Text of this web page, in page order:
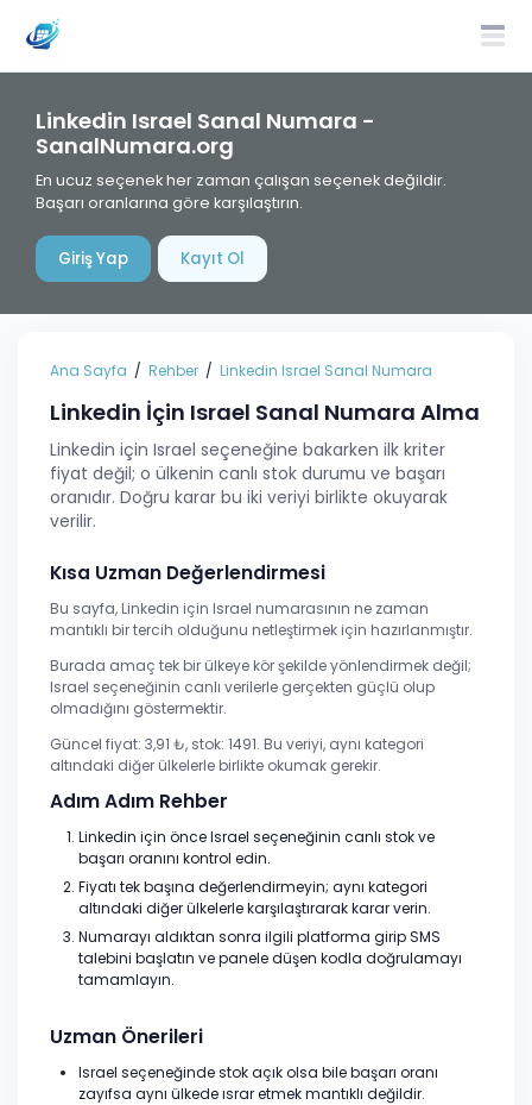
Linkedin Israel Sanal Numara -
SanalNumara.org
En ucuz seçenek her zaman çalışan seçenek değildir.
Başarı oranlarına göre karşılaştırın.
Giriş Yap Kayıt Ol
Ana Sayfa Rehber Linkedin Israel Sanal Numara
Linkedin İçin Israel Sanal Numara Alma
Linkedin için Israel seçeneğine bakarken ilk kriter
fiyat değil; o ülkenin canlı stok durumu ve başarı
oranıdır. Doğru karar bu iki veriyi birlikte okuyarak
verilir.
Kısa Uzman Değerlendirmesi
Bu sayfa, Linkedin için Israel numarasının ne zaman
mantıklı bir tercih olduğunu netleştirmek için hazırlanmıştır.
Burada amaç tek bir ülkeye kör şekilde yönlendirmek değil;
Israel seçeneğinin canlı verilerle gerçekten güçlü olup
olmadığını göstermektir.
Güncel fiyat: 3,91 ₺, stok: 1491. Bu veriyi, aynı kategori
altındaki diğer ülkelerle birlikte okumak gerekir.
Adım Adım Rehber
Linkedin için önce Israel seçeneğinin canlı stok ve
başarı oranını kontrol edin.
Fiyatı tek başına değerlendirmeyin; aynı kategori
altındaki diğer ülkelerle karşılaştırarak karar verin.
Numarayı aldıktan sonra ilgili platforma girip SMS
talebini başlatın ve panele düşen kodla doğrulamayı
tamamlayın.
Uzman Önerileri
Israel seçeneğinde stok açık olsa bile başarı oranı
zayıfsa aynı ülkede ısrar etmek mantıklı değildir.